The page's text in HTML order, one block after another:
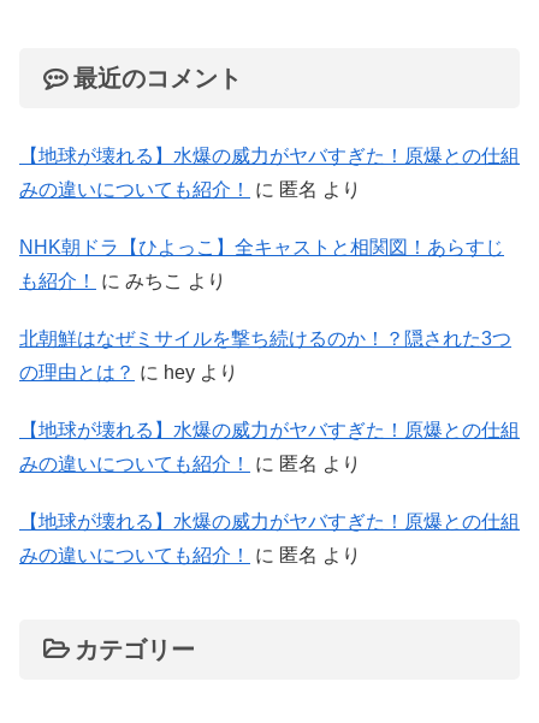
最近のコメント
【地球が壊れる】水爆の威力がヤバすぎた！原爆との仕組
みの違いについても紹介！
に 匿名 より
NHK朝ドラ【ひよっこ】全キャストと相関図！あらすじ
も紹介！
に みちこ より
北朝鮮はなぜミサイルを撃ち続けるのか！？隠された3つ
の理由とは？ に hey より
【地球が壊れる】水爆の威力がヤバすぎた！原爆との仕組
みの違いについても紹介！
に 匿名 より
【地球が壊れる】水爆の威力がヤバすぎた！原爆との仕組
みの違いについても紹介！
に 匿名 より
カテゴリー